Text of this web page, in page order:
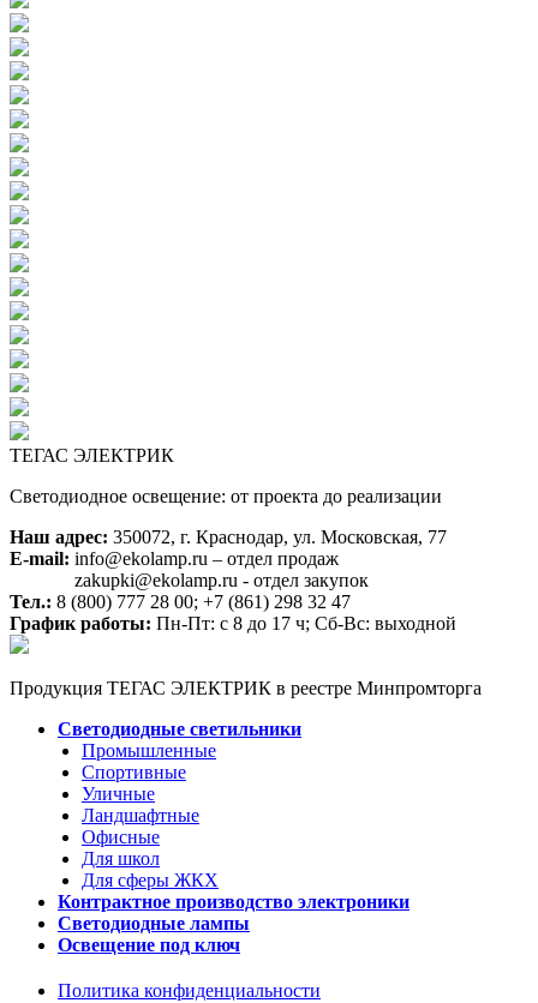
ТЕГАС ЭЛЕКТРИК
Светодиодное освещение: от проекта до реализации
Наш адрес: 350072, г. Краснодар, ул. Московская, 77
E-mail: info@ekolamp.ru – отдел продаж
zakupki@ekolamp.ru - отдел закупок
Тел.: 8 (800) 777 28 00; +7 (861) 298 32 47
График работы: Пн-Пт: с 8 до 17 ч; Сб-Вс: выходной
Продукция ТЕГАС ЭЛЕКТРИК в реестре Минпромторга
Светодиодные светильники
Промышленные
Спортивные
Уличные
Ландшафтные
Офисные
Для школ
Для сферы ЖКХ
Контрактное производство электроники
Светодиодные лампы
Освещение под ключ
Политика конфиденциальности